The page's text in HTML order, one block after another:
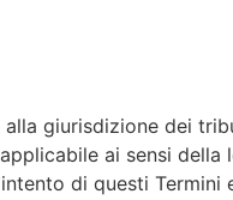
giurisdizione dei
ai sensi della
di questi Termini